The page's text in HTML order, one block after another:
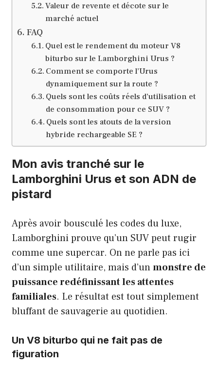
Valeur de revente et décote sur le
marché actuel
FAQ
Quel est le rendement du moteur V8
biturbo sur le Lamborghini Urus ?
Comment se comporte l’Urus
dynamiquement sur la route ?
Quels sont les coûts réels d’utilisation et
de consommation pour ce SUV ?
Quels sont les atouts de la version
hybride rechargeable SE ?
Mon avis tranché sur le
Lamborghini Urus et son ADN de
pistard
Après avoir bousculé les codes du luxe,
Lamborghini prouve qu’un SUV peut rugir
comme une supercar. On ne parle pas ici
d’un simple utilitaire, mais d’unmonstre de
puissance redéfinissant les attentes
familiales. Le résultat est tout simplement
bluffant de sauvagerie au quotidien.
Un V8 biturbo qui ne fait pas de
figuration